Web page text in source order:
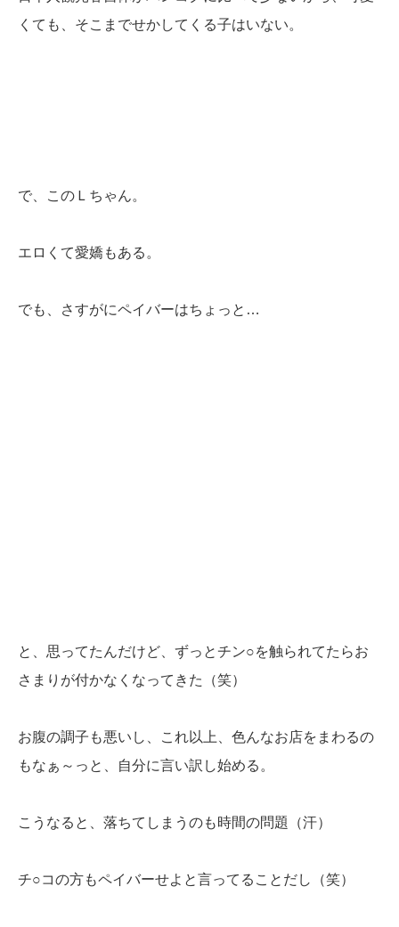
くても、そこまでせかしてくる子はいない。
で、このＬちゃん。
エロくて愛嬌もある。
でも、さすがにペイバーはちょっと…
と、思ってたんだけど、ずっとチン○を触られてたらお
さまりが付かなくなってきた（笑）
お腹の調子も悪いし、これ以上、色んなお店をまわるの
もなぁ～っと、自分に言い訳し始める。
こうなると、落ちてしまうのも時間の問題（汗）
チ○コの方もペイバーせよと言ってることだし（笑）